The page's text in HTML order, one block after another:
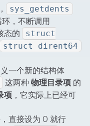
sys_getdents
，不断调用
态的
struct
struct dirent64
一个新的结构体
这两种 物理目录项 的
项 ，它实际上已经可
直接设为 0 就行